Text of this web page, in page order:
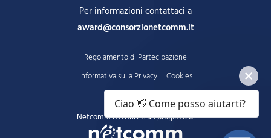
Per informazioni contattaci a
award@consorzionetcomm.it
Regolamento di Partecipazione
Informativa sulla Privacy| Cookies
Netcomm AWARD è un progetto di
Ciao 👋 Come posso aiutarti?